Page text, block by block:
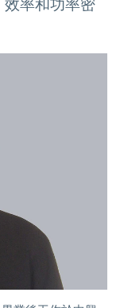
效率和功率密